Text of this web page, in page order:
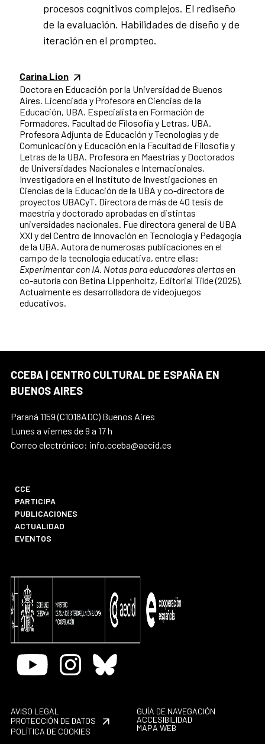
procesos cognitivos complejos. El rediseño
de la evaluación. Habilidades de diseño y de
iteración en el prompteo.
Carina Lion
Doctora en Educación por la Universidad de Buenos
Aires. Licenciada y Profesora en Ciencias de la
Educación, UBA. Especialista en Formación de
Formadores, Facultad de Filosofía y Letras, UBA.
Profesora Adjunta de Educación y Tecnologías y de
Comunicación y Educación en la Facultad de Filosofía y
Letras de la UBA. Profesora en Maestrías y Doctorados
de Universidades Nacionales e Internacionales.
Investigadora en el Instituto de Investigaciones en
Ciencias de la Educación de la UBA y co-directora de
proyectos UBACyT. Directora de más de 40 tesis de
maestría y doctorado aprobadas en distintas
universidades nacionales. Fue directora general de UBA
XXI y del Centro de Innovación en Tecnología y Pedagogía
de la UBA. Autora de numerosas publicaciones en el
campo de la tecnología educativa, entre ellas:
Experimentar con IA. Notas para educadores alertasen
co-autoría con Betina Lippenholtz, Editorial Tilde (2025).
Actualmente es desarrolladora de videojuegos
educativos.
CCEBA | CENTRO CULTURAL DE ESPAÑA EN
BUENOS AIRES
Paraná 1159 (C1018ADC) Buenos Aires
Lunes a viernes de 9 a 17 h
Correo electrónico: info.cceba@aecid.es
CCE
PARTICIPA
PUBLICACIONES
ACTUALIDAD
EVENTOS
Youtube InstagramBluesky
AVISO LEGAL
PROTECCIÓN DE DATOS
POLÍTICA DE COOKIES
GUÍA DE NAVEGACIÓN
ACCESIBILIDAD
MAPA WEB